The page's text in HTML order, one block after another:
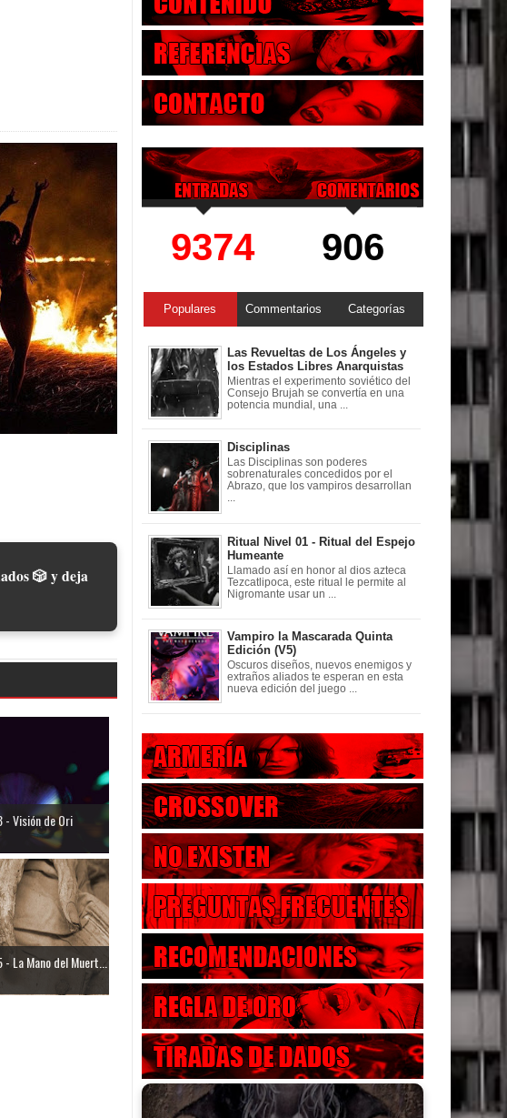
🎲 y deja
- Visión de Ori
- La Mano del Muert...
9374 906
Populares Commentarios Categorías
Las Revueltas de Los Ángeles y
los Estados Libres Anarquistas
Mientras el experimento soviético del
Consejo Brujah se convertía en una
potencia mundial, una ...
Disciplinas
Las Disciplinas son poderes
sobrenaturales concedidos por el
Abrazo, que los vampiros desarrollan
Ritual Nivel 01 - Ritual del Espejo
Humeante
Llamado así en honor al dios azteca
Tezcatlipoca, este ritual le permite al
Nigromante usar un ...
Vampiro la Mascarada Quinta
Edición (V5)
Oscuros diseños, nuevos enemigos y
extraños aliados te esperan en esta
nueva edición del juego ...